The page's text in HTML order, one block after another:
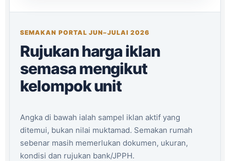
SEMAKAN PORTAL JUN–JULAI 2026
Rujukan harga iklan
semasa mengikut
kelompok unit
Angka di bawah ialah sampel iklan aktif yang
ditemui, bukan nilai muktamad. Semakan rumah
sebenar masih memerlukan dokumen, ukuran,
kondisi dan rujukan bank/JPPH.